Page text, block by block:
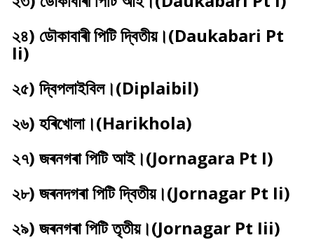
২৪) ডৌকাবাৰী পিটি দ্বিতীয়।(Daukabari Pt
Ii)
২৫) দ্বিপলাইবিল।(Diplaibil)
২৬) হৰিখোলা।(Harikhola)
২৭) জৰনগৰা পিটিআই।(Jornagara Pt I)
২৮) জৰনদগৰা পিটি দ্বিতীয়।(Jornagar Pt Ii)
২৯) জৰনগৰা পিটি তৃতীয়।(Jornagar Pt Iii)